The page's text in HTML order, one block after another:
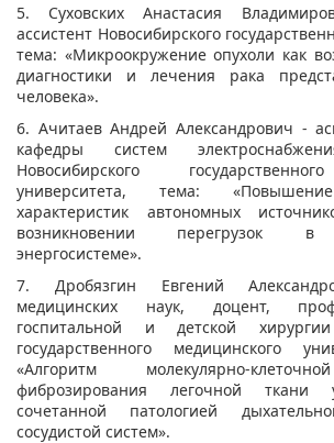
5. Суховских Анастасия
ассистент Новосибирского
тема: «Микроокружение опухоли как
диагностики и лечения рака
человека».
6. Ачитаев Андрей Александрович -
кафедры систем
Новосибирского
университета, тема:
характеристик автономных
возникновении перегрузок в
энергосистеме».
7. Дробязгин Евгений
медицинских наук, доцент,
госпитальной и детской хирургии
государственного медицинского
«Алгоритм молекулярно-
фиброзирования легочной
сочетанной патологией
сосудистой систем».